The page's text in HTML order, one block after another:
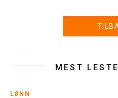
MEST
LØNN